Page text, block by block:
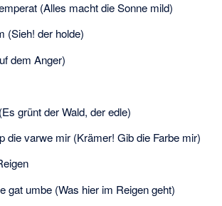
(Alles macht die Sonne mild)
(Sieh! der holde)
dem Anger)
grünt der Wald, der edle)
die varwe mir (Krämer! Gib die Farbe mir)
gat umbe (Was hier im Reigen geht)